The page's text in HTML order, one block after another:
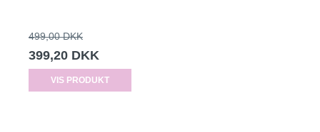
499,00 DKK
399,20 DKK
VIS PRODUKT